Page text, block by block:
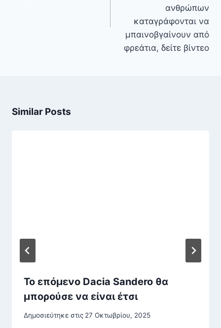
ανθρώπων
καταγράφονται να
μπαινοβγαίνουν από
φρεάτια, δείτε βίντεο
Similar Posts
Το επόμενο Dacia Sandero θα
μπορούσε να είναι έτσι
Δημοσιεύτηκε στις 27 Οκτωβρίου, 2025